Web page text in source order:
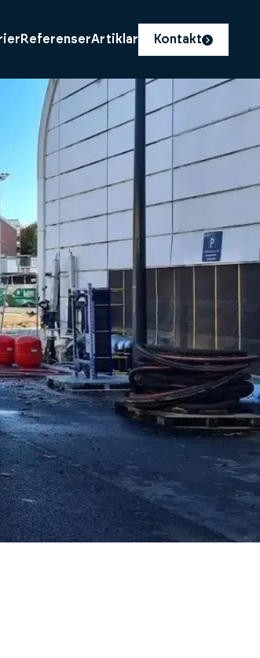
ReferenserArtiklar Kontakt